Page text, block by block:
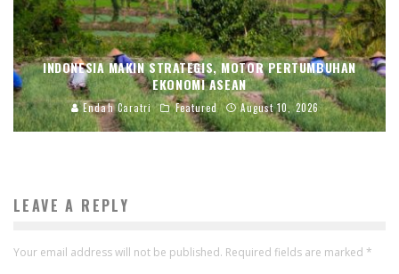
INDONESIA MAKIN STRATEGIS, MOTOR PERTUMBUHAN
EKONOMI ASEAN
Endah Caratri Featured August 10, 2026
LEAVE A REPLY
Your email address will not be published. Required fields are marked *